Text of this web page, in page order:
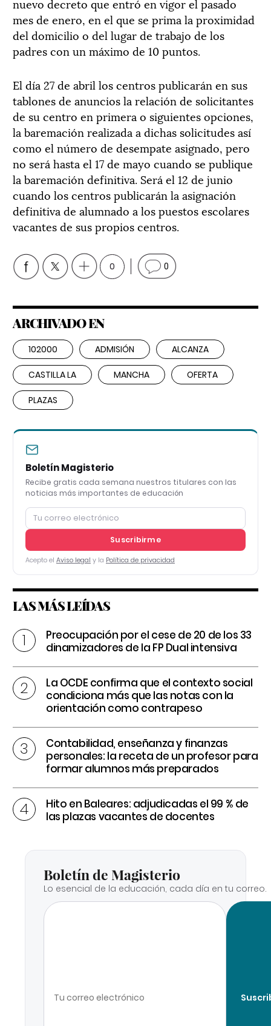
mes de enero, en el que se prima la proximidad
del domicilio o del lugar de trabajo de los
padres con un máximo de 10 puntos.
El día 27 de abril los centros publicarán en sus
tablones de anuncios la relación de solicitantes
de su centro en primera o siguientes opciones,
la baremación realizada a dichas solicitudes así
como el número de desempate asignado, pero
no será hasta el 17 de mayo cuando se publique
la baremación definitiva. Será el 12 de junio
cuando los centros publicarán la asignación
definitiva de alumnado a los puestos escolares
vacantes de sus propios centros.
0 0
ARCHIVADO EN
102000 ADMISIÓN ALCANZA
CASTILLA LA MANCHA OFERTA
PLAZAS
Boletín Magisterio
Recibe gratis cada semana nuestros titulares con las
noticias más importantes de educación
Suscribirme
Acepto el Aviso legal y la Política de privacidad
LAS MÁS LEÍDAS
Preocupación por el cese de 20 de los 33
dinamizadores de la FP Dual intensiva
La OCDE confirma que el contexto social
condiciona más que las notas con la
orientación como contrapeso
Contabilidad, enseñanza y finanzas
personales: la receta de un profesor para
formar alumnos más preparados
Hito en Baleares: adjudicadas el 99 % de
las plazas vacantes de docentes
Boletín de Magisterio
Lo esencial de la educación, cada día en tu correo.